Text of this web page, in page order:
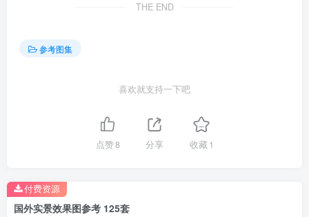
THE END
参考图集
喜欢就支持一下吧
点赞8 分享 收藏 1
国外实景效果图参考 125套
付费资源